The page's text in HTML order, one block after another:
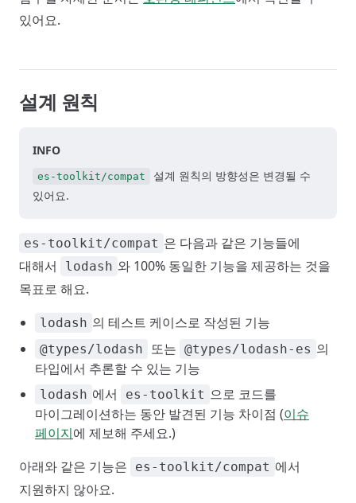
있어요.
설계 원칙
INFO
es-toolkit/compat
설계 원칙의 방향성은 변경될 수
있어요.
es-toolkit/compat 은 다음과 같은 기능들에
대해서
lodash 와 100% 동일한 기능을 제공하는 것을
목표로 해요.
lodash 의 테스트 케이스로 작성된 기능
@types/lodash 또는 @types/lodash-es 의
타입에서 추론할 수 있는 기능
lodash 에서 es-toolkit 으로 코드를
마이그레이션하는 동안 발견된 기능 차이점 (이슈
페이지에 제보해 주세요.)
아래와 같은 기능은
es-toolkit/compat 에서
지원하지 않아요.